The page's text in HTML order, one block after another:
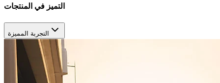
التميز في المنتجات
التجربة المميزة